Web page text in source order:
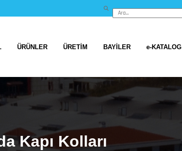
ÜRÜNLER ÜRETİM BAYİLER e-KATALOG
Kapı Kolları